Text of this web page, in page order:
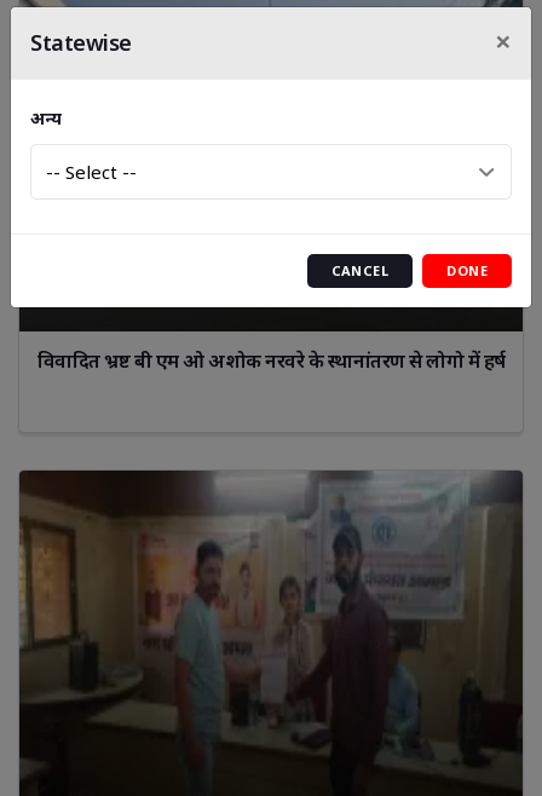
विवादित भ्रष्ट बी एम ओ अशोक नरवरे के स्थानांतरण से लोगो में हर्ष
Statewise ×
अन्य
CANCEL DONE